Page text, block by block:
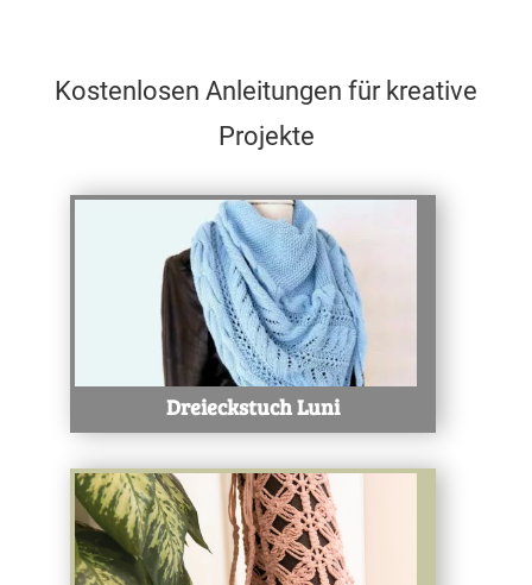
Kostenlosen Anleitungen für kreative
Projekte
Dreieckstuch Luni
Test